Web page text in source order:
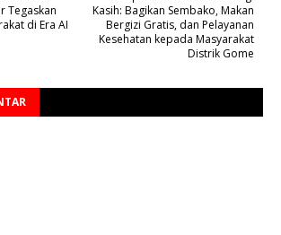
Kasih: Bagikan Sembako, Makan
Bergizi Gratis, dan Pelayanan
Kesehatan kepada Masyarakat
Distrik Gome
Tegaskan
di Era AI